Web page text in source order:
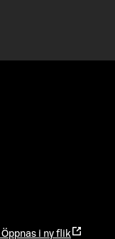
Öppnas i ny flik